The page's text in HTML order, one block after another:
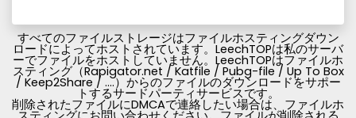
すべてのファイルストレージはファイルホスティングダウン
ロードによってホストされています。LeechTOPは私のサーバ
ーでファイルをホストしていません。LeechTOPはファイルホ
スティング（Rapigator.net / Katfile / Pubg-file / Up To Box
/ Keep2Share / ....）からのファイルのダウンロードをサポー
トするサードパーティサービスです。
削除されたファイルにDMCAで連絡したい場合は、ファイルホ